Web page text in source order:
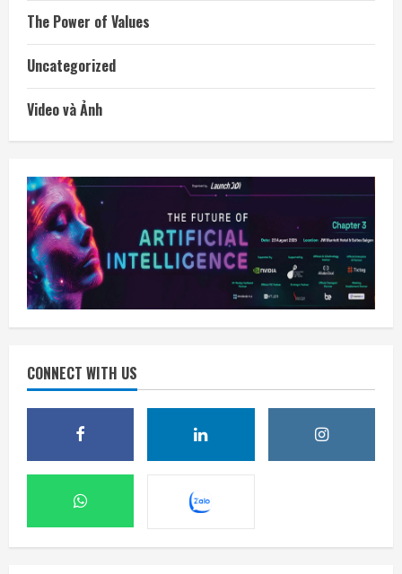
The Power of Values
Uncategorized
Video và Ảnh
CONNECT WITH US